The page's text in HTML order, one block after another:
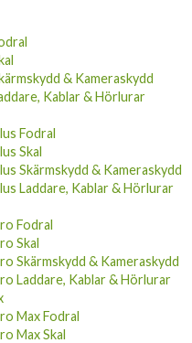
& Kameraskydd
Kablar & Hörlurar
Fodral
Skal
Skärmskydd & Kameraskydd
Laddare, Kablar & Hörlurar
Fodral
Skal
Skärmskydd & Kameraskydd
Laddare, Kablar & Hörlurar
Max Fodral
Max Skal